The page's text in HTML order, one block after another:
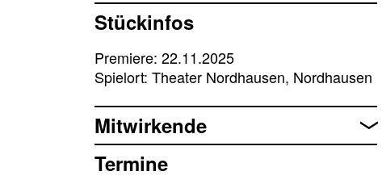
Stückinfos
Premiere: 22.11.2025
Spielort: Theater Nordhausen, Nordhausen
Mitwirkende
Termine